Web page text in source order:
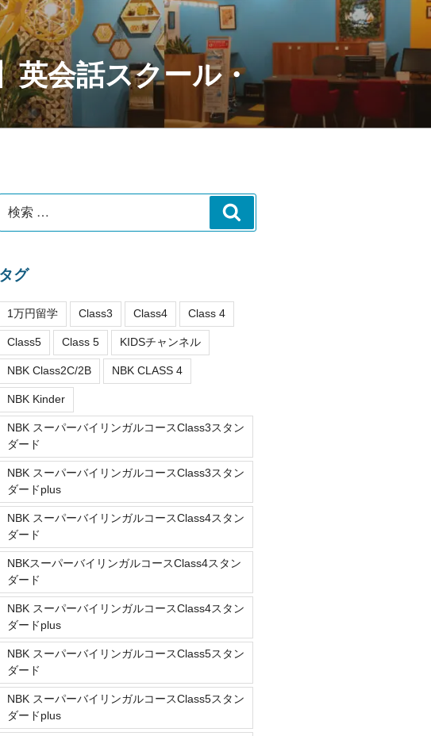
英会話スクール・
索:
索
タグ
1万円留学 Class3 Class4 Class 4
Class5 Class 5 KIDSチャンネル
NBK Class2C/2B NBK CLASS 4
NBK Kinder
NBK スーパーバイリンガルコースClass3スタン
ダード
NBK スーパーバイリンガルコースClass3スタン
ダードplus
NBK スーパーバイリンガルコースClass4スタン
ダード
NBKスーパーバイリンガルコースClass4スタン
ダード
NBK スーパーバイリンガルコースClass4スタン
ダードplus
NBK スーパーバイリンガルコースClass5スタン
ダード
NBK スーパーバイリンガルコースClass5スタン
ダードplus